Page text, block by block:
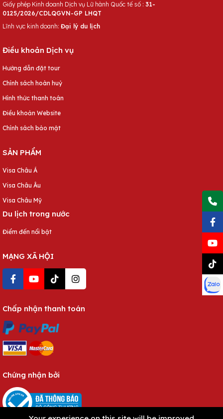
Giấy phép Kinh doanh Dịch vụ Lữ hành Quốc tế số : 31-
0125/2026/CDLQGVN-GP LHQT
Lĩnh vực kinh doanh: Đại lý du lịch
Điều khoản Dịch vụ
Hướng dẫn đặt tour
Chính sách hoàn huỷ
Hình thức thanh toán
Điều khoản Website
Chính sách bảo mật
SẢN PHẨM
Visa Châu Á
Visa Châu Âu
Visa Châu Mỹ
Du lịch trong nước
Điểm đến nổi bật
MẠNG XÃ HỘI
Chấp nhận thanh toán
Chứng nhận bởi